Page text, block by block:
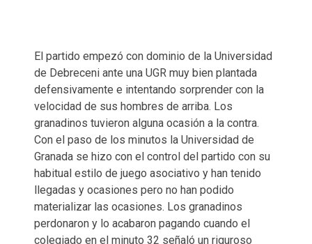
El partido empezó con dominio de la Universidad
de Debreceni ante una UGR muy bien plantada
defensivamente e intentando sorprender con la
velocidad de sus hombres de arriba. Los
granadinos tuvieron alguna ocasión a la contra.
Con el paso de los minutos la Universidad de
Granada se hizo con el control del partido con su
habitual estilo de juego asociativo y han tenido
llegadas y ocasiones pero no han podido
materializar las ocasiones. Los granadinos
perdonaron y lo acabaron pagando cuando el
colegiado en el minuto 32 señaló un riguroso